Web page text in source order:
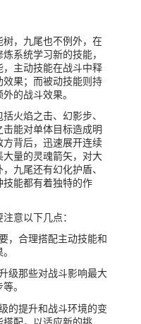
，九尾也不例外，在
系统学习新的技能，
主动技能在战斗中释
果；而被动技能则持
的战斗效果。
火焰之击、幻影步、
能对单体目标造成明
方背后，迅速展开连续
量的灵魂箭矢，对大
九尾还有幻化护盾、
能都有着独特的作
意以下几点：
，合理搭配主动技能和
级那些对战斗影响最大
。
的提升和战斗环境的变